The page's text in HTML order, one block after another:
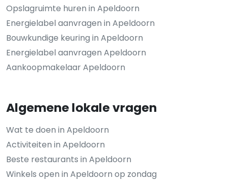
Opslagruimte huren in Apeldoorn
Energielabel aanvragen in Apeldoorn
Bouwkundige keuring in Apeldoorn
Energielabel aanvragen Apeldoorn
Aankoopmakelaar Apeldoorn
Algemene lokale vragen
Wat te doen in Apeldoorn
Activiteiten in Apeldoorn
Beste restaurants in Apeldoorn
Winkels open in Apeldoorn op zondag